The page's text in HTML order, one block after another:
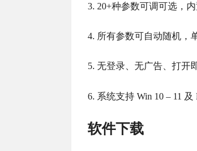
3. 20+种参数可调可选，内
4. 所有参数可自动随机，
5. 无登录、无广告、打开
6. 系统支持 Win 10 – 11
软件下载